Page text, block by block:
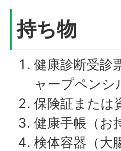
持ち物
健康診断受診
ャープペンシ
保険証または
健康手帳（お
検体容器（大